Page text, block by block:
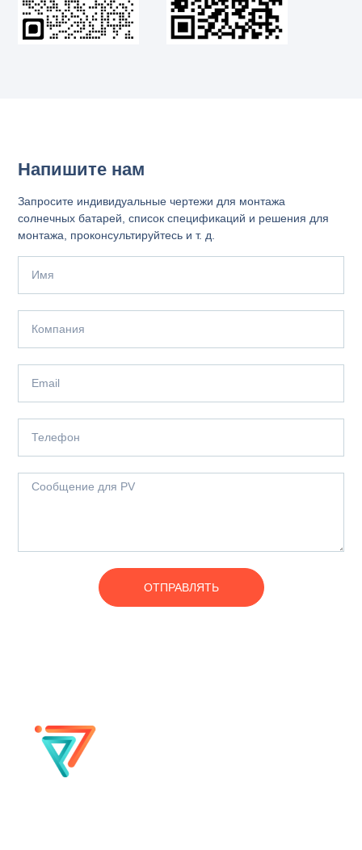
Напишите нам
Запросите индивидуальные чертежи для монтажа
солнечных батарей, список спецификаций и решения для
монтажа, проконсультируйтесь и т. д.
ОТПРАВЛЯТЬ